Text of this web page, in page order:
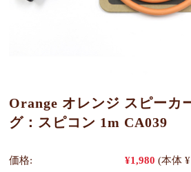
Orange オレンジ スピーカ
グ：スピコン 1m CA039
価格: ¥1,980 (本体